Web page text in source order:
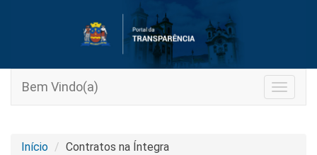
Toggle
Bem Vindo(a)
Início Contratos na Íntegra